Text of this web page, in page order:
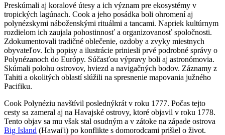
Preskúmali aj koralové útesy a ich význam pre ekosystémy v
tropických lagúnach. Cook a jeho posádka boli ohromení aj
polynézskymi náboženskými rituálmi a tancami. Napriek kultúrnym
rozdielom ich zaujala pohostinnosť a organizovanosť spoločnosti.
Zdokumentovali tradičné oblečenie, ozdoby a zvyky miestnych
obyvateľov. Ich popisy a ilustrácie priniesli prvé podrobné správy o
Polynézanoch do Európy. Súčasťou výpravy boli aj astronómovia.
Skúmali polohu ostrovov, hviezd a navigačných bodov. Záznamy z
Tahiti a okolitých oblastí slúžili na spresnenie mapovania južného
Pacifiku.
Cook Polynéziu navštívil poslednýkrát v roku 1777. Počas tejto
cesty sa zameral aj na Havajské ostrovy, ktoré objavil v roku 1778.
Tento objav sa mu však stal osudným a v zátoke na západe ostrova
Big Island (Hawai'i) po konflikte s domorodcami prišiel o život.